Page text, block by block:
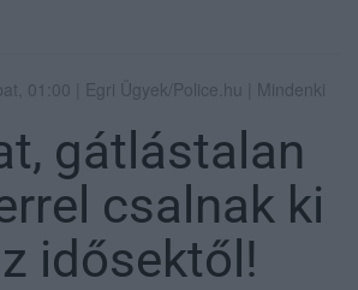
01:00 | Egri Ügyek/Police.hu | Mindenki
gátlástalan
csalnak ki
idősektől!